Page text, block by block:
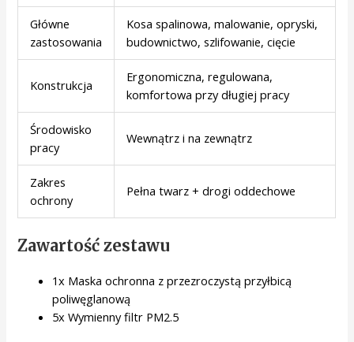
Główne
zastosowania
Kosa spalinowa, malowanie, opryski,
budownictwo, szlifowanie, cięcie
Konstrukcja
Ergonomiczna, regulowana,
komfortowa przy długiej pracy
Środowisko
pracy
Wewnątrz i na zewnątrz
Zakres
ochrony
Pełna twarz + drogi oddechowe
Zawartość zestawu
1x Maska ochronna z przezroczystą przyłbicą
poliwęglanową
5x Wymienny filtr PM2.5